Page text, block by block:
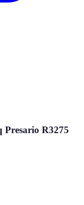
Presario R3275